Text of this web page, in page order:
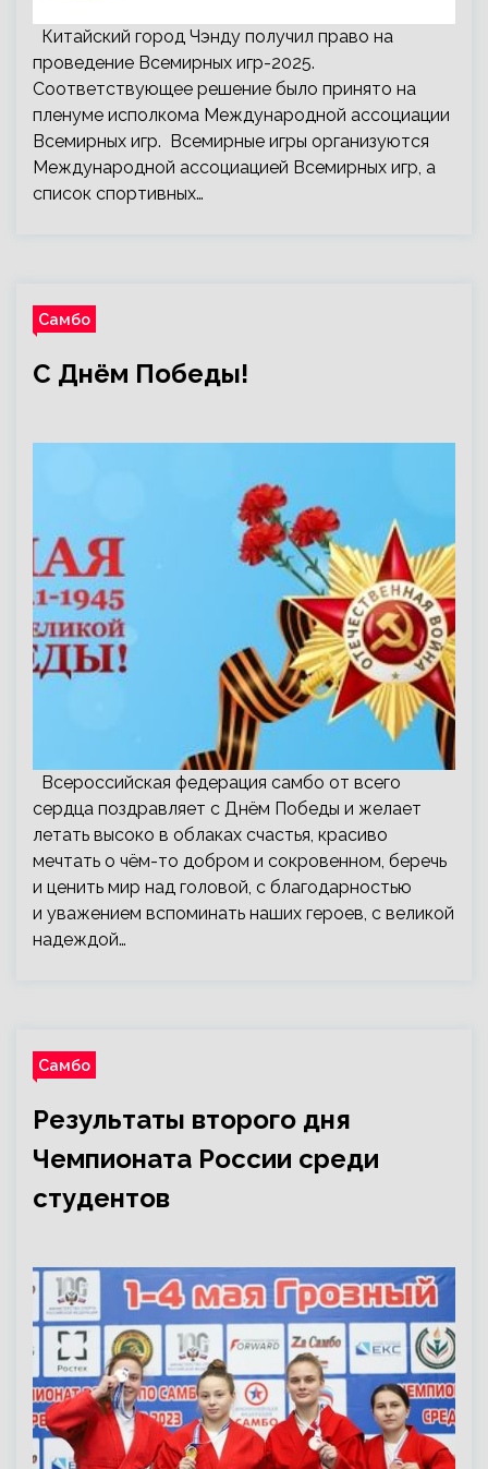
Китайский город Чэнду получил право на
проведение Всемирных игр-2025.
Соответствующее решение было принято на
пленуме исполкома Международной ассоциации
Всемирных игр. Всемирные игры организуются
Международной ассоциацией Всемирных игр, а
список спортивных…
Самбо
С Днём Победы!
Всероссийская федерация самбо от всего
сердца поздравляет с Днём Победы и желает
летать высоко в облаках счастья, красиво
мечтать о чём-то добром и сокровенном, беречь
и ценить мир над головой, с благодарностью
и уважением вспоминать наших героев, с великой
надеждой…
Самбо
Результаты второго дня
Чемпионата России среди
студентов